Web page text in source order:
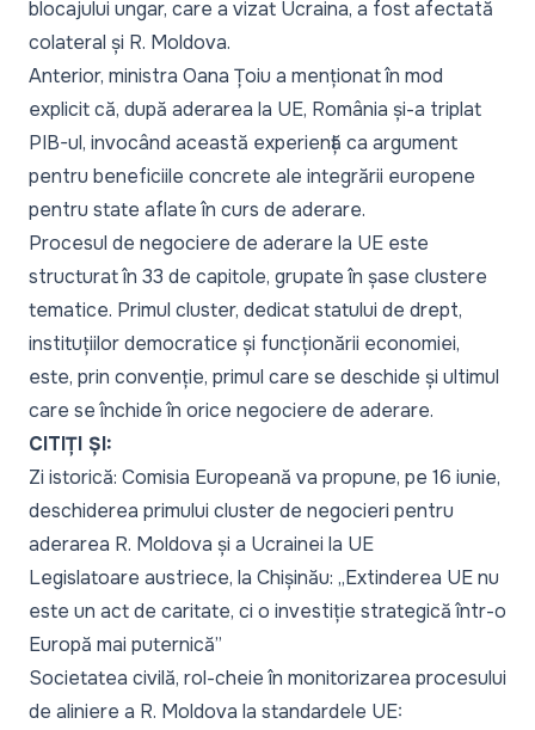
blocajului ungar, care a vizat Ucraina, a fost afectată
colateral și R. Moldova.
Anterior, ministra Oana Țoiu a menționat în mod
explicit că, după aderarea la UE, România și-a triplat
PIB-ul, invocând această experiență ca argument
pentru beneficiile concrete ale integrării europene
pentru state aflate în curs de aderare.
Procesul de negociere de aderare la UE este
structurat în 33 de capitole, grupate în șase clustere
tematice. Primul cluster, dedicat statului de drept,
instituțiilor democratice și funcționării economiei,
este, prin convenție, primul care se deschide și ultimul
care se închide în orice negociere de aderare.
CITIȚI ȘI:
Zi istorică: Comisia Europeană va propune, pe 16 iunie,
deschiderea primului cluster de negocieri pentru
aderarea R. Moldova și a Ucrainei la UE
Legislatoare austriece, la Chișinău: „Extinderea UE nu
este un act de caritate, ci o investiție strategică într-o
Europă mai puternică”
Societatea civilă, rol-cheie în monitorizarea procesului
de aliniere a R. Moldova la standardele UE: